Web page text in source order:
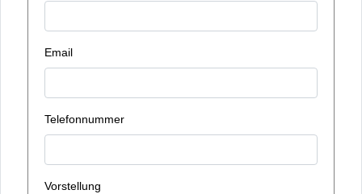
Email
Telefonnummer
Vorstellung